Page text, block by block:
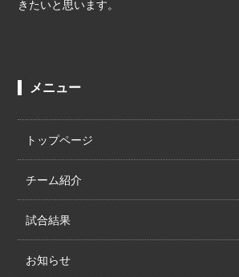
きたいと思います。
メニュー
トップページ
チーム紹介
試合結果
お知らせ